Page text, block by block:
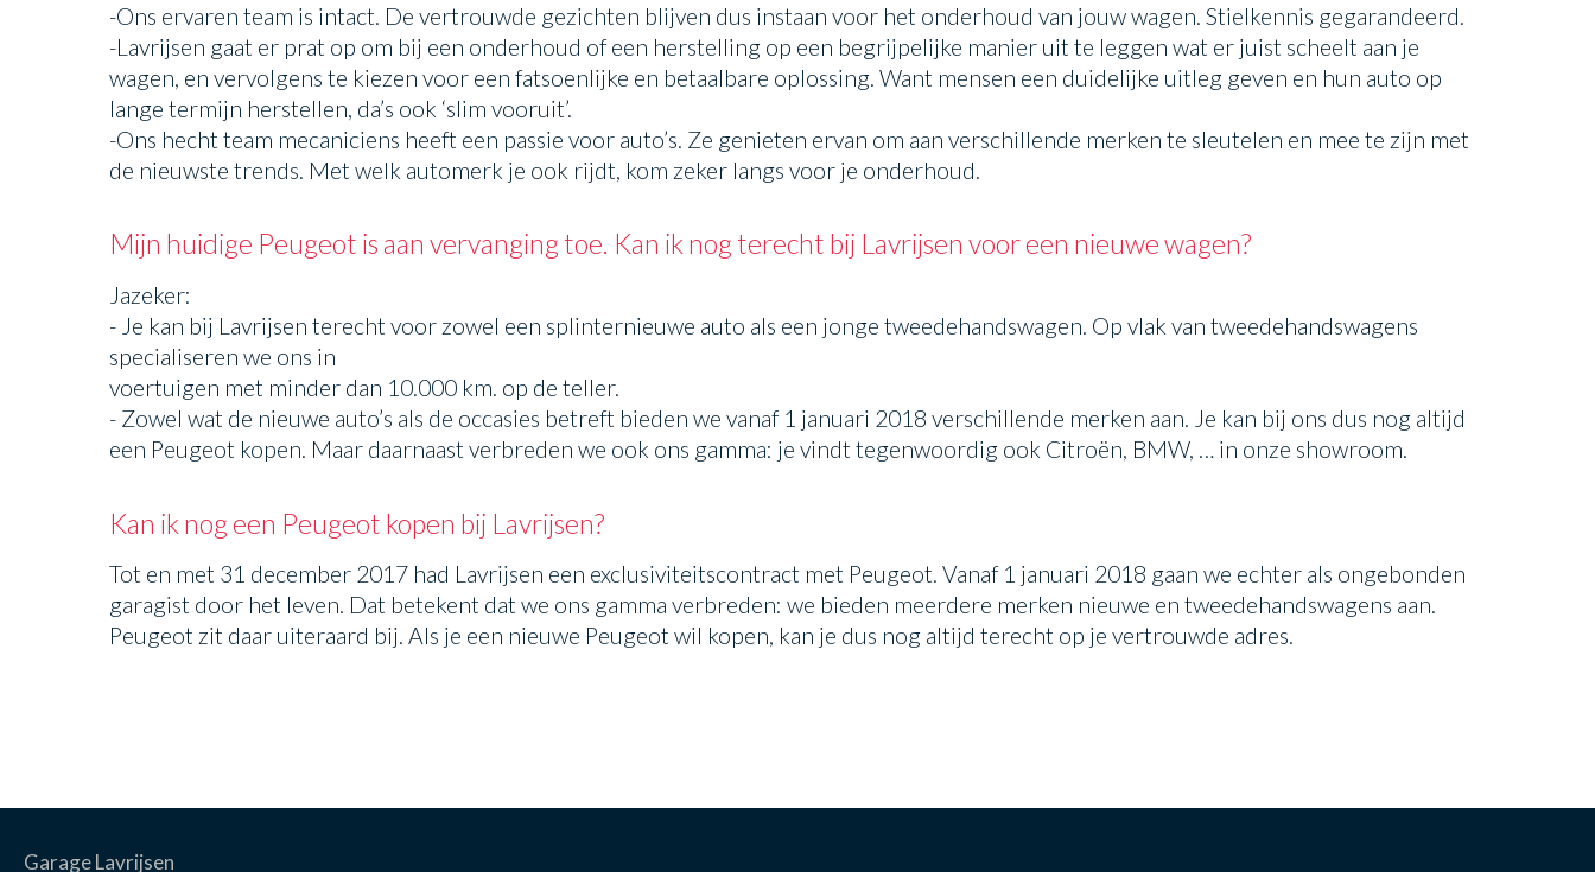
-Ons ervaren team is intact. De vertrouwde gezichten blijven dus instaan voor het onderhoud van jouw wagen. Stielkennis gegarandeerd.
-Lavrijsen gaat er prat op om bij een onderhoud of een herstelling op een begrijpelijke manier uit te leggen wat er juist scheelt aan je
wagen, en vervolgens te kiezen voor een fatsoenlijke en betaalbare oplossing. Want mensen een duidelijke uitleg geven en hun auto op
lange termijn herstellen, da’s ook ‘slim vooruit’.
-Ons hecht team mecaniciens heeft een passie voor auto’s. Ze genieten ervan om aan verschillende merken te sleutelen en mee te zijn met
de nieuwste trends. Met welk automerk je ook rijdt, kom zeker langs voor je onderhoud.
Mijn huidige Peugeot is aan vervanging toe. Kan ik nog terecht bij Lavrijsen voor een nieuwe wagen?
Jazeker:
- Je kan bij Lavrijsen terecht voor zowel een splinternieuwe auto als een jonge tweedehandswagen. Op vlak van tweedehandswagens
specialiseren we ons in
voertuigen met minder dan 10.000 km. op de teller.
- Zowel wat de nieuwe auto’s als de occasies betreft bieden we vanaf 1 januari 2018 verschillende merken aan. Je kan bij ons dus nog altijd
een Peugeot kopen. Maar daarnaast verbreden we ook ons gamma: je vindt tegenwoordig ook Citroën, BMW, … in onze showroom.
Kan ik nog een Peugeot kopen bij Lavrijsen?
Tot en met 31 december 2017 had Lavrijsen een exclusiviteitscontract met Peugeot. Vanaf 1 januari 2018 gaan we echter als ongebonden
garagist door het leven. Dat betekent dat we ons gamma verbreden: we bieden meerdere merken nieuwe en tweedehandswagens aan.
Peugeot zit daar uiteraard bij. Als je een nieuwe Peugeot wil kopen, kan je dus nog altijd terecht op je vertrouwde adres.
Garage Lavrijsen